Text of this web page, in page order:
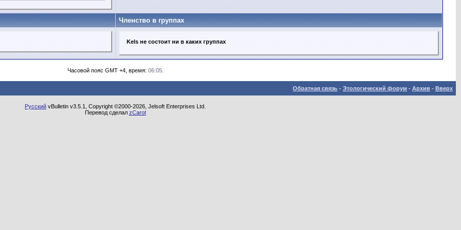
Членство в группах
Kels не состоит ни в каких группах
Часовой пояс GMT +4, время: 06:05.
Обратная связь - Этологический форум - Архив - Вверх
Русский vBulletin v3.5.1, Copyright ©2000-2026, Jelsoft Enterprises Ltd.
Перевод сделал zCarot